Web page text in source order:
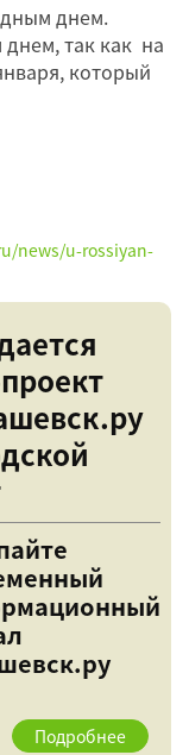
днем.
так как на
который
news/u-rossiyan-
Подробнее